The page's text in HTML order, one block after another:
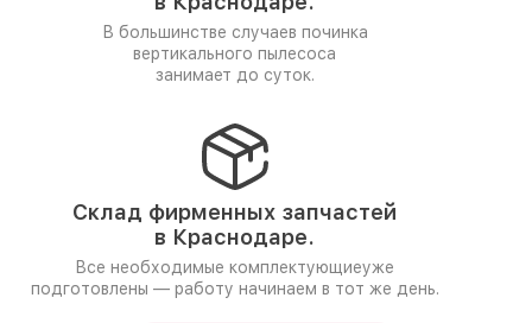
В большинстве случаев починка
вертикального пылесоса
занимает до суток.
Склад фирменных запчастей
в Краснодаре.
Все необходимые комплектующиеуже
подготовлены — работу начинаем в тот же день.